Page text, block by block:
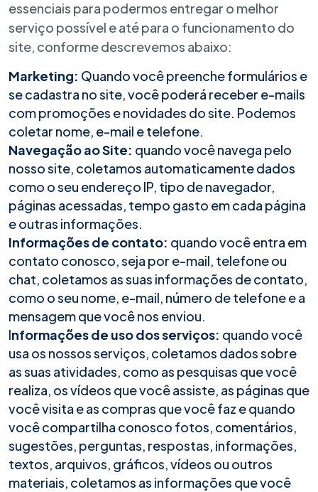
essenciais para podermos entregar o melhor
serviço possível e até para o funcionamento do
site, conforme descrevemos abaixo:
Marketing: Quando você preenche formulários e
se cadastra no site, você poderá receber e-mails
com promoções e novidades do site. Podemos
coletar nome, e-mail e telefone.
Navegação ao Site: quando você navega pelo
nosso site, coletamos automaticamente dados
como o seu endereço IP, tipo de navegador,
páginas acessadas, tempo gasto em cada página
e outras informações.
Informações de contato: quando você entra em
contato conosco, seja por e-mail, telefone ou
chat, coletamos as suas informações de contato,
como o seu nome, e-mail, número de telefone e a
mensagem que você nos enviou.
Informações de uso dos serviços: quando você
usa os nossos serviços, coletamos dados sobre
as suas atividades, como as pesquisas que você
realiza, os vídeos que você assiste, as páginas que
você visita e as compras que você faz e quando
você compartilha conosco fotos, comentários,
sugestões, perguntas, respostas, informações,
textos, arquivos, gráficos, vídeos ou outros
materiais, coletamos as informações que você